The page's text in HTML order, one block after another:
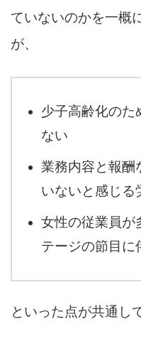
ていないのかを一概
が、
少子高齢化のた
ない
業務内容と報酬
いないと感じる
女性の従業員が
テージの節目に
といった点が共通し